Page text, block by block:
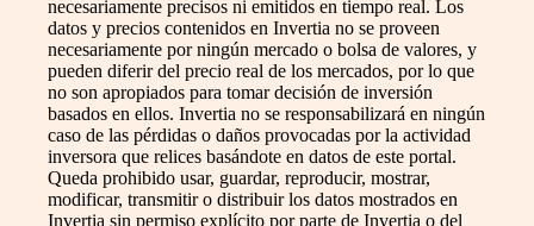
necesariamente precisos ni emitidos en tiempo real. Los
datos y precios contenidos en Invertia no se proveen
necesariamente por ningún mercado o bolsa de valores, y
pueden diferir del precio real de los mercados, por lo que
no son apropiados para tomar decisión de inversión
basados en ellos. Invertia no se responsabilizará en ningún
caso de las pérdidas o daños provocadas por la actividad
inversora que relices basándote en datos de este portal.
Queda prohibido usar, guardar, reproducir, mostrar,
modificar, transmitir o distribuir los datos mostrados en
Invertia sin permiso explícito por parte de Invertia o del